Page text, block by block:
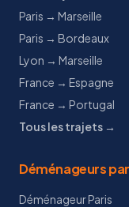
Paris → Marseille
Paris → Bordeaux
Lyon → Marseille
France → Espagne
France → Portugal
Tous les trajets →
Déménageurs
Déménageur Paris